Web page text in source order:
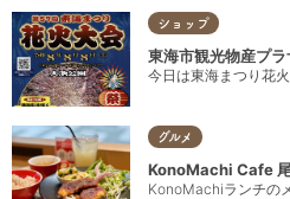
ショップ
東海市観光物産プラ
今日は東海まつり花
グルメ
KonoMachi Cafe
KonoMachiランチの